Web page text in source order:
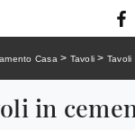
Casa> Tavoli > Tavoli
in